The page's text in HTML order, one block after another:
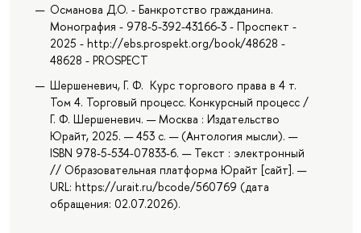
Османова Д.О. - Банкротство гражданина.
Монография - 978-5-392-43166-3 - Проспект -
2025 - http://ebs.prospekt.org/book/48628 -
48628 - PROSPECT
Шершеневич, Г. Ф. Курс торгового права в 4 т.
Том 4. Торговый процесс. Конкурсный процесс /
Г. Ф. Шершеневич. — Москва : Издательство
Юрайт, 2025. — 453 с. — (Антология мысли). —
ISBN 978-5-534-07833-6. — Текст : электронный
// Образовательная платформа Юрайт [сайт]. —
URL: https://urait.ru/bcode/560769 (дата
обращения: 02.07.2026).